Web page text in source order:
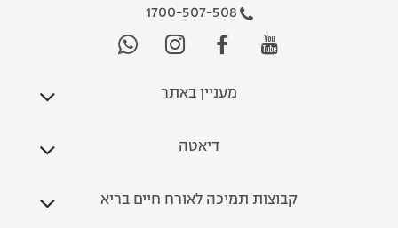
1700-507-508
מעניין באתר
דיאטה
קבוצות תמיכה לאורח חיים בריא